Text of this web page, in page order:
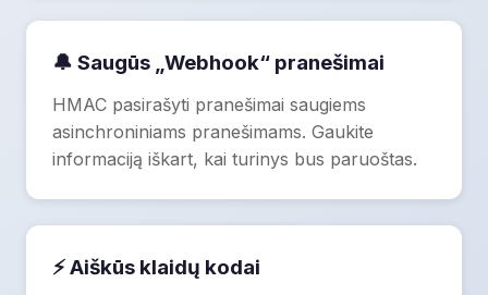
🔔 Saugūs „Webhook“ pranešimai
HMAC pasirašyti pranešimai saugiems
asinchroniniams pranešimams. Gaukite
informaciją iškart, kai turinys bus paruoštas.
⚡ Aiškūs klaidų kodai